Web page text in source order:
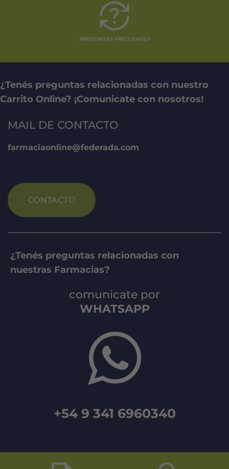
PREGUNTAS FRECUENTES
¿Tenés preguntas relacionadas con nuestro
Carrito Online? ¡Comunicate con nosotros!
MAIL DE CONTACTO
farmaciaonline@federada.com
CONTACTO
¿Tenés preguntas relacionadas con
nuestras Farmacias?
comunicate por
WHATSAPP
+54 9 341 6960340